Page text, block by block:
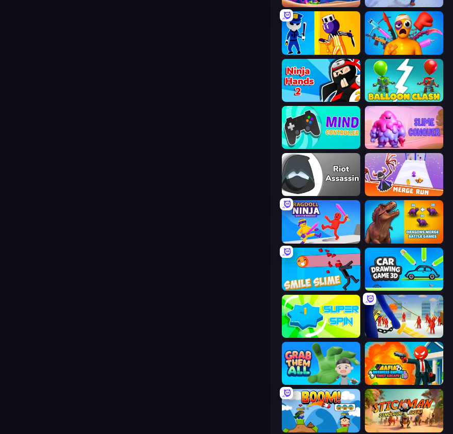
OctopusRun Bounce Out
Fun Ragdoll Challenge!
Ninja Hands 2 Balloon Clash
Mind Controller Slime Conquer: Epic Battles
Riot Assassin Merge Run
Ragdoll Ninja: Imposter Hero Dragons Merge: Battle Games
Smile Slime Car Drawing Game 3D
Super Spin Slasher
Grab Them All Mafia Business Empire: Thief Escape
Boom! Stickman: Dinosaur Arena